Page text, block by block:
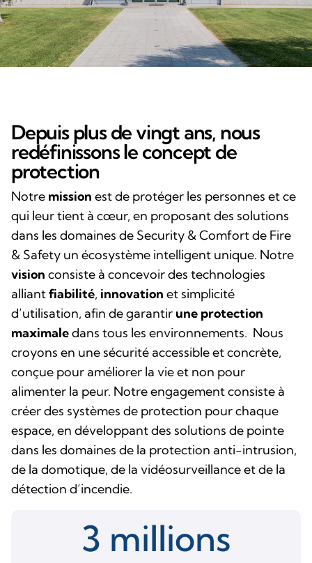
Depuis plus de vingt ans, nous
redéfinissons le concept de
protection
Notre mission est de protéger les personnes et ce
qui leur tient à cœur, en proposant des solutions
dans les domaines de Security & Comfort de Fire
& Safety un écosystème intelligent unique. Notre
vision consiste à concevoir des technologies
alliantfiabilité, innovation et simplicité
d’utilisation, afin de garantirune protection
maximaledans tous les environnements. Nous
croyons en une sécurité accessible et concrète,
conçue pour améliorer la vie et non pour
alimenter la peur. Notre engagement consiste à
créer des systèmes de protection pour chaque
espace, en développant des solutions de pointe
dans les domaines de la protection anti-intrusion,
de la domotique, de la vidéosurveillance et de la
détection d’incendie.
3 millions